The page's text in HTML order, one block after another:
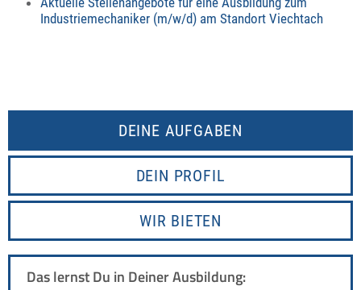
Industriemechaniker (m/w/d) am Standort Viechtach
DEINE AUFGABEN
DEIN PROFIL
WIR BIETEN
Das lernst Du in Deiner Ausbildung: